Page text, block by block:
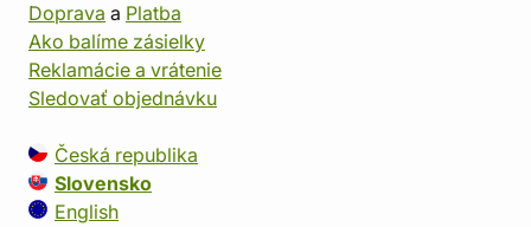
Doprava a Platba
Ako balíme zásielky
Reklamácie a vrátenie
Sledovať objednávku
Česká republika
Slovensko
English